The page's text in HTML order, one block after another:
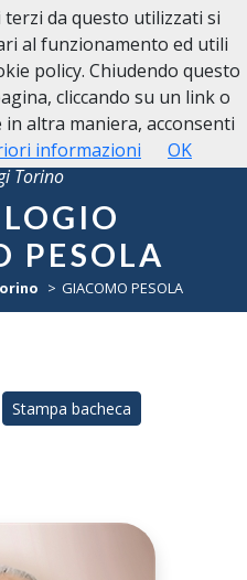
Torino
PESOLA
GIACOMO PESOLA
Stampa bacheca
da questo utilizzati si
al funzionamento ed utili
policy. Chiudendo questo
cliccando su un link o
altra maniera, acconsenti
informazioni OK